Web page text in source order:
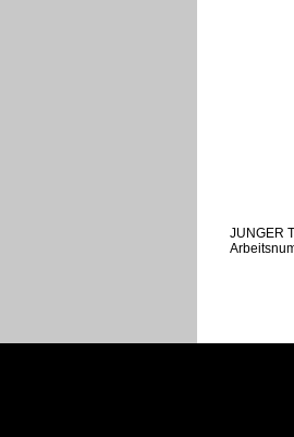
JUNGER